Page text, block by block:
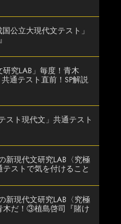
公立大現代文テスト」
究LAB」毎度！青木
通テスト直前！SP解説
ト現代文」共通テスト
現代文研究LAB〈究極
ストで気を付けること
現代文研究LAB〈究極
木だ！③植島啓司『賭け